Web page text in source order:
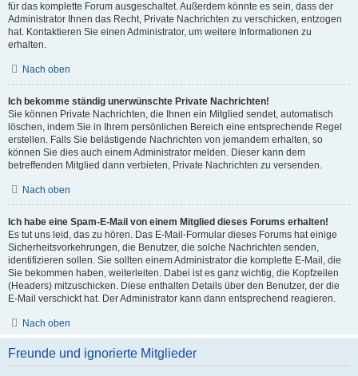
für das komplette Forum ausgeschaltet. Außerdem könnte es sein, dass der
Administrator Ihnen das Recht, Private Nachrichten zu verschicken, entzogen
hat. Kontaktieren Sie einen Administrator, um weitere Informationen zu
erhalten.
Nach oben
Ich bekomme ständig unerwünschte Private Nachrichten!
Sie können Private Nachrichten, die Ihnen ein Mitglied sendet, automatisch
löschen, indem Sie in Ihrem persönlichen Bereich eine entsprechende Regel
erstellen. Falls Sie belästigende Nachrichten von jemandem erhalten, so
können Sie dies auch einem Administrator melden. Dieser kann dem
betreffenden Mitglied dann verbieten, Private Nachrichten zu versenden.
Nach oben
Ich habe eine Spam-E-Mail von einem Mitglied dieses Forums erhalten!
Es tut uns leid, das zu hören. Das E-Mail-Formular dieses Forums hat einige
Sicherheitsvorkehrungen, die Benutzer, die solche Nachrichten senden,
identifizieren sollen. Sie sollten einem Administrator die komplette E-Mail, die
Sie bekommen haben, weiterleiten. Dabei ist es ganz wichtig, die Kopfzeilen
(Headers) mitzuschicken. Diese enthalten Details über den Benutzer, der die
E-Mail verschickt hat. Der Administrator kann dann entsprechend reagieren.
Nach oben
Freunde und ignorierte Mitglieder